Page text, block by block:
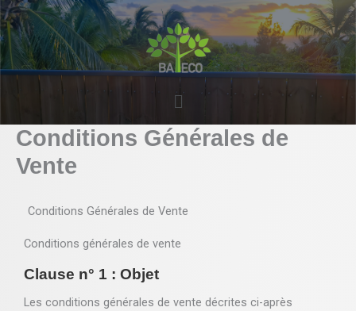
Aller
au
contenu
Menu
Conditions Générales de
Vente
Conditions Générales de Vente
Conditions générales de vente
Clause n° 1 : Objet
Les conditions générales de vente décrites ci-après